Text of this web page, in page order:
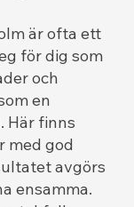
är ofta ett
för dig som
och
en
Här finns
med god
avgörs
ensamma.